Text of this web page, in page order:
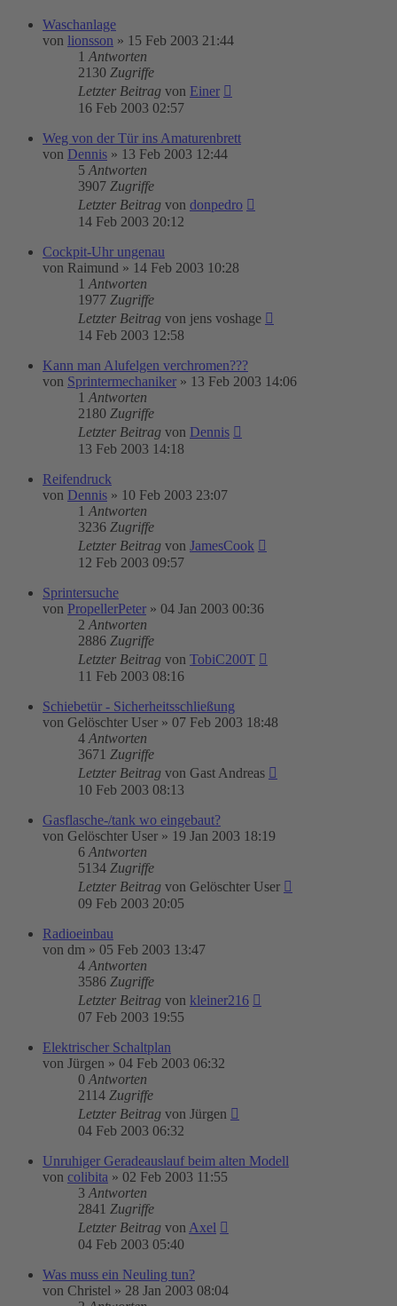
Waschanlage
von lionsson » 15 Feb 2003 21:44
1 Antworten
2130 Zugriffe
Letzter Beitrag von Einer
16 Feb 2003 02:57
Weg von der Tür ins Amaturenbrett
von Dennis » 13 Feb 2003 12:44
5 Antworten
3907 Zugriffe
Letzter Beitrag von donpedro
14 Feb 2003 20:12
Cockpit-Uhr ungenau
von Raimund » 14 Feb 2003 10:28
1 Antworten
1977 Zugriffe
Letzter Beitrag von jens voshage
14 Feb 2003 12:58
Kann man Alufelgen verchromen???
von Sprintermechaniker » 13 Feb 2003 14:06
1 Antworten
2180 Zugriffe
Letzter Beitrag von Dennis
13 Feb 2003 14:18
Reifendruck
von Dennis » 10 Feb 2003 23:07
1 Antworten
3236 Zugriffe
Letzter Beitrag von JamesCook
12 Feb 2003 09:57
Sprintersuche
von PropellerPeter » 04 Jan 2003 00:36
2 Antworten
2886 Zugriffe
Letzter Beitrag von TobiC200T
11 Feb 2003 08:16
Schiebetür - Sicherheitsschließung
von Gelöschter User » 07 Feb 2003 18:48
4 Antworten
3671 Zugriffe
Letzter Beitrag von Gast Andreas
10 Feb 2003 08:13
Gasflasche-/tank wo eingebaut?
von Gelöschter User » 19 Jan 2003 18:19
6 Antworten
5134 Zugriffe
Letzter Beitrag von Gelöschter User
09 Feb 2003 20:05
Radioeinbau
von dm » 05 Feb 2003 13:47
4 Antworten
3586 Zugriffe
Letzter Beitrag von kleiner216
07 Feb 2003 19:55
Elektrischer Schaltplan
von Jürgen » 04 Feb 2003 06:32
0 Antworten
2114 Zugriffe
Letzter Beitrag von Jürgen
04 Feb 2003 06:32
Unruhiger Geradeauslauf beim alten Modell
von colibita » 02 Feb 2003 11:55
3 Antworten
2841 Zugriffe
Letzter Beitrag von Axel
04 Feb 2003 05:40
Was muss ein Neuling tun?
von Christel » 28 Jan 2003 08:04